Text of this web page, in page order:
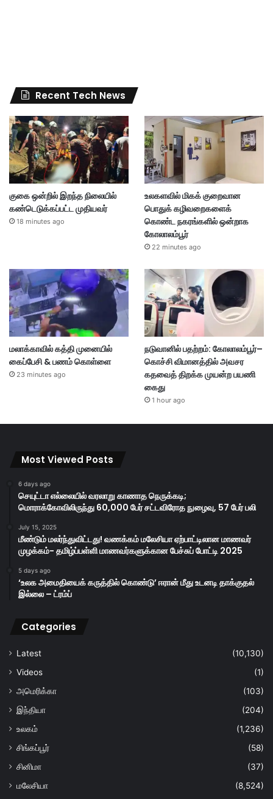
Recent Tech News
குகை ஒன்றில் இறந்த நிலையில்
கண்டெடுக்கப்பட்ட முதியவர்
18 minutes ago
உலகளவில் மிகக் குறைவான
பொதுக் கழிவறைகளைக்
கொண்ட நகரங்களில் ஒன்றாக
கோலாலம்பூர்
22 minutes ago
மலாக்காவில் கத்தி முனையில்
கைப்பேசி & பணம் கொள்ளை
23 minutes ago
நடுவானில் பதற்றம்: கோலாலம்பூர்–
கொச்சி விமானத்தில் அவசர
கதவைத் திறக்க முயன்ற பயணி
கைது
1 hour ago
Most Viewed Posts
6 days ago
செயுட்டா எல்லையில் வரலாறு காணாத நெருக்கடி;
மொராக்கோவிலிருந்து 60,000 பேர் சட்டவிரோத நுழைவு, 57 பேர் பலி
July 15, 2025
மீண்டும் மலர்ந்துவிட்டது! வணக்கம் மலேசியா ஏற்பாட்டிலான மாணவர்
முழக்கம்- தமிழ்ப்பள்ளி மாணவர்களுக்கான பேச்சுப் போட்டி 2025
5 days ago
‘உலக அமைதியைக் கருத்தில் கொண்டு’ ஈரான் மீது உடனடி தாக்குதல்
இல்லை – ட்ரம்ப்
Categories
Latest
(10,130)
Videos
(1)
அமெரிக்கா
(103)
இந்தியா
(204)
உலகம்
(1,236)
சிங்கப்பூர்
(58)
சினிமா
(37)
மலேசியா
(8,524)